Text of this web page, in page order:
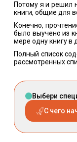
Потому я и решил
книги, общие для
Конечно,
было выучено из
мере одну книгу в
Полный список
рассмотренных
Выбери
С чего